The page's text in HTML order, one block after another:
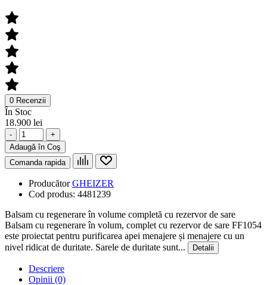
0 Recenzii
În Stoc
18.900 lei
-
+
Adaugă în Coş
Comanda rapida
ProducătorGHEIZER
Cod produs: 4481239
Balsam cu regenerare în volume completă cu rezervor de sare
Balsam cu regenerare în volum, complet cu rezervor de sare FF1054
este proiectat pentru purificarea apei menajere și menajere cu un
nivel ridicat de duritate. Sarele de duritate sunt...
Detalii
Descriere
Opinii (0)